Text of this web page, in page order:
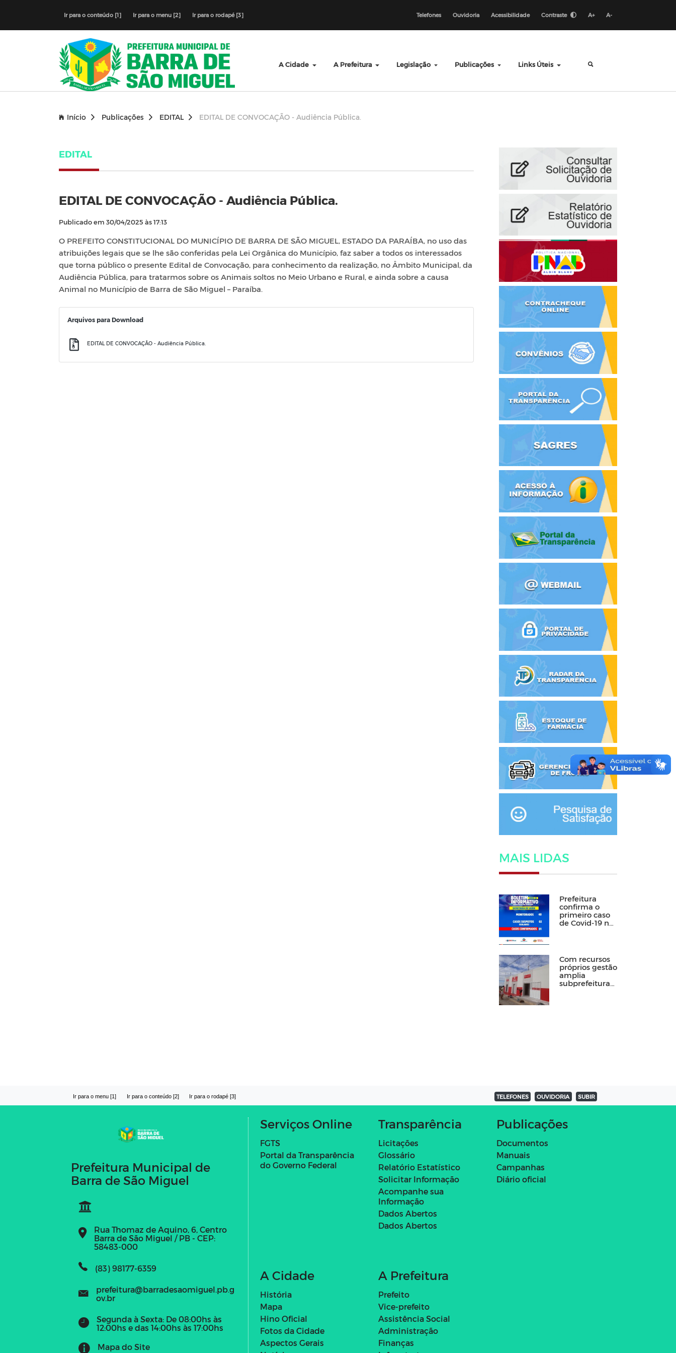
Ir para o conteúdo [1] Ir para o menu [2] Ir para o rodapé [3] Telefones Ouvidoria Acessibilidade Contraste A+ A-
A Cidade A Prefeitura Legislação Publicações Links Úteis
Início Publicações EDITAL EDITAL DE CONVOCAÇÃO - Audiência Pública.
EDITAL
EDITAL DE CONVOCAÇÃO - Audiência Pública.
Publicado em 30/04/2025 às 17:13
O PREFEITO CONSTITUCIONAL DO MUNICÍPIO DE BARRA DE SÃO MIGUEL, ESTADO DA PARAÍBA, no uso das
atribuições legais que se lhe são conferidas pela Lei Orgânica do Município, faz saber a todos os interessados
que torna público o presente Edital de Convocação, para conhecimento da realização, no Âmbito Municipal, da
Audiência Pública, para tratarmos sobre os Animais soltos no Meio Urbano e Rural, e ainda sobre a causa
Animal no Município de Barra de São Miguel – Paraíba.
Arquivos para Download
EDITAL DE CONVOCAÇÃO - Audiência Pública.
MAIS LIDAS
Prefeitura
confirma o
primeiro caso
de Covid-19 no
Com recursos
próprios gestão
amplia
subprefeitura
Ir para o menu [1] Ir para o conteúdo [2] Ir para o rodapé [3] TELEFONES OUVIDORIA SUBIR
Prefeitura Municipal de
Barra de São Miguel
Rua Thomaz de Aquino, 6, Centro
Barra de São Miguel / PB - CEP:
58483-000
(83) 98177-6359
prefeitura@barradesaomiguel.pb.g
ov.br
Segunda à Sexta: De 08:00hs às
12:00hs e das 14:00hs às 17:00hs
Mapa do Site
Serviços Online
FGTS
Portal da Transparência
do Governo Federal
Transparência
Licitações
Glossário
Relatório Estatístico
Solicitar Informação
Acompanhe sua
Informação
Dados Abertos
Dados Abertos
Publicações
Documentos
Manuais
Campanhas
Diário oficial
A Cidade
História
Mapa
Hino Oficial
Fotos da Cidade
Aspectos Gerais
A Prefeitura
Prefeito
Vice-prefeito
Assistência Social
Administração
Finanças